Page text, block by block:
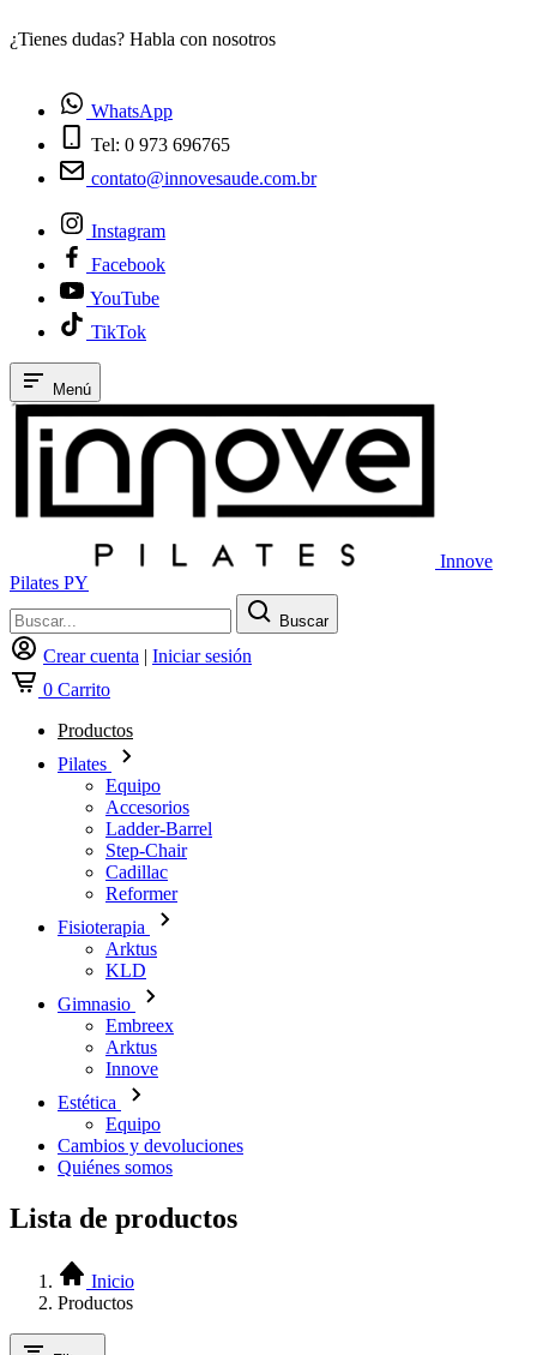
¿Tienes dudas? Habla con nosotros
WhatsApp
Tel: 0 973 696765
contato@innovesaude.com.br
Instagram
Facebook
YouTube
TikTok
Menú
Innove
Pilates PY
Buscar
Crear cuenta | Iniciar sesión
0 Carrito
Productos
Pilates
Equipo
Accesorios
Ladder-Barrel
Step-Chair
Cadillac
Reformer
Fisioterapia
Arktus
KLD
Gimnasio
Embreex
Arktus
Innove
Estética
Equipo
Cambios y devoluciones
Quiénes somos
Lista de productos
Inicio
Productos